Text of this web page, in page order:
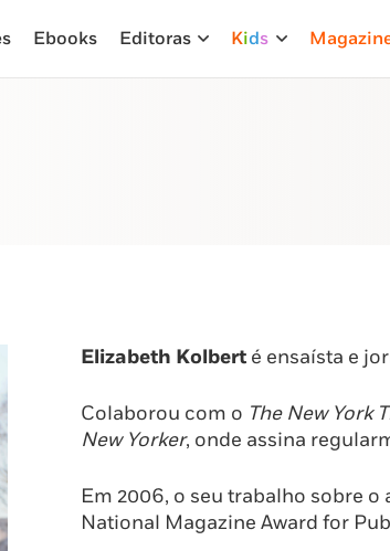
Ebooks Editoras Kids
Elizabeth Kolbert é ensaísta e
Colaborou com o The New York
New Yorker, onde assina
Em 2006, o seu trabalho sobre
National Magazine Award for